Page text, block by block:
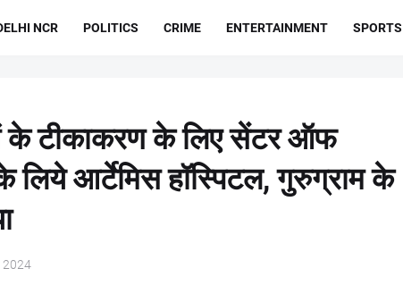
NCR POLITICS CRIME ENTERTAINMENT SPORTS
के टीकाकरण के लिए सेंटर ऑफ
आर्टेमिस हॉस्पिटल, गुरुग्राम के
2024